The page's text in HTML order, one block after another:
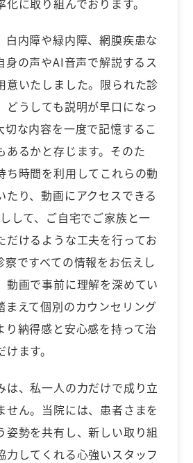
に取り組んでおります。
白内障や緑内障、網膜疾患な
身の声やAI音声で解説するス
意いたしました。限られた診
どうしても説明が早口になっ
切な内容を一度で記憶するこ
あるかと存じます。そのた
ち時間を利用してこれらの動
たり、動画にアクセスできる
して、ご自宅でご家族と一
だけるような工夫を行ってお
察ですべての情報をお伝えし
動画で事前に理解を深めてい
まえて個別のカウンセリング
り納得感と安心感を持って治
ます。
は、私一人の力だけで成り立
せん。当院には、患者さまを
姿勢を共有し、新しい取り組
力してくれる心強いスタッフ